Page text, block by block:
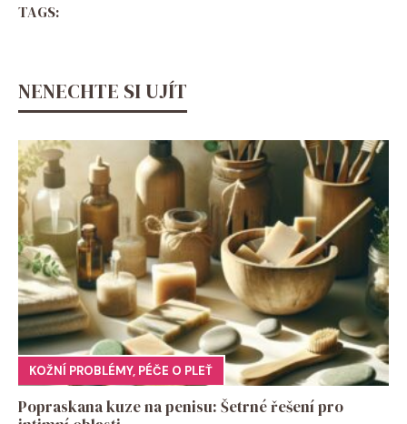
TAGS:
NENECHTE SI UJÍT
KOŽNÍ PROBLÉMY, PÉČE O PLEŤ
Popraskana kuze na penisu: Šetrné řešení pro